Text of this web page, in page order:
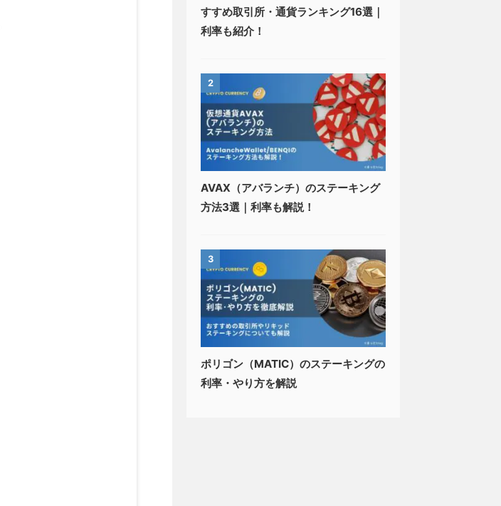
すすめ取引所・通貨ランキング16選｜
利率も紹介！
2
AVAX（アバランチ）のステーキング
方法3選｜利率も解説！
3
ポリゴン（MATIC）のステーキングの
利率・やり方を解説